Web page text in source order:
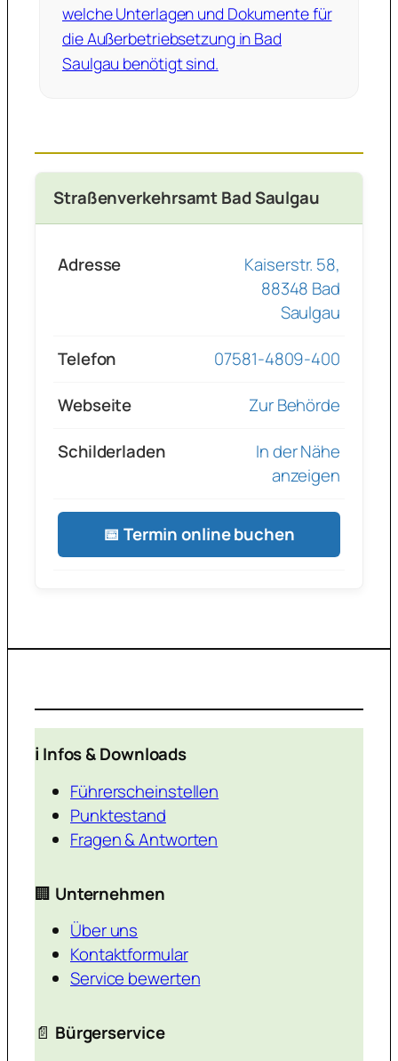
welche Unterlagen und Dokumente für
die Außerbetriebsetzung in Bad
Saulgau benötigt sind.
Straßenverkehrsamt Bad Saulgau
Adresse
Kaiserstr. 58,
88348 Bad
Saulgau
Telefon
07581-4809-400
Webseite
Zur Behörde
Schilderladen
In der Nähe
anzeigen
📅 Termin online buchen
ℹ️ Infos & Downloads
Führerscheinstellen
Punktestand
Fragen & Antworten
🏢 Unternehmen
Über uns
Kontaktformular
Service bewerten
📄 Bürgerservice